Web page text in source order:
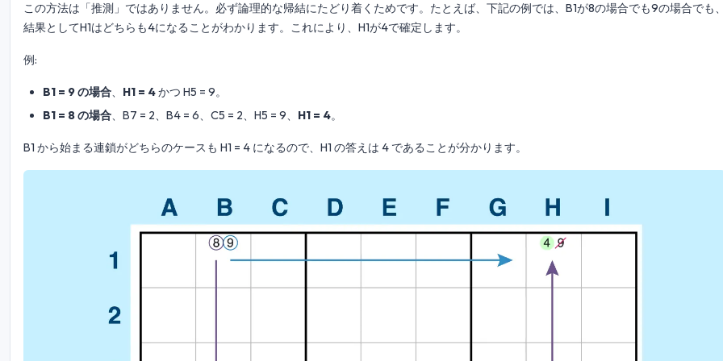
この方法は「推測」ではありません。必ず論理的な帰結にたどり着くためです。たとえば、下記の例では、B1が8の場合でも9の場合でも
結果としてH1はどちらも4になることがわかります。これにより、H1が4で確定します。
例:
B1 = 9 の場合 H1 = 4かつ H5 = 9。
B1 = 8 の場合、B7 = 2、B4 = 6、C5 = 2、H5 = 9、 H1 = 4。
B1 から始まる連鎖がどちらのケースも H1 = 4 になるので、H1 の答えは 4 であることが分かります。